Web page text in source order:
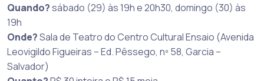
Quando?sábado (29) às 19h e 20h30, domingo (30) às
19h
Onde?Sala de Teatro do Centro Cultural Ensaio (Avenida
Leovigildo Figueiras – Ed. Pêssego, nº 58, Garcia –
Salvador)